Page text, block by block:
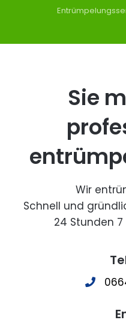
Sie
Wir
Schnell und
24 Stunden